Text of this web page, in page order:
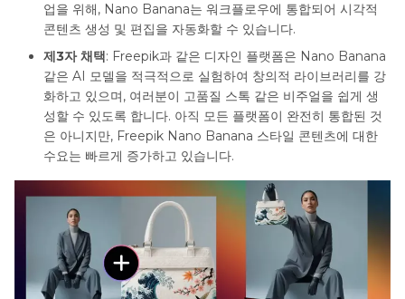
업을 위해, Nano Banana는 워크플로우에 통합되어 시각적
콘텐츠 생성 및 편집을 자동화할 수 있습니다.
제3자 채택: Freepik과 같은 디자인 플랫폼은 Nano Banana
같은 AI 모델을 적극적으로 실험하여 창의적 라이브러리를 강
화하고 있으며, 여러분이 고품질 스톡 같은 비주얼을 쉽게 생
성할 수 있도록 합니다. 아직 모든 플랫폼이 완전히 통합된 것
은 아니지만, Freepik Nano Banana 스타일 콘텐츠에 대한
수요는 빠르게 증가하고 있습니다.